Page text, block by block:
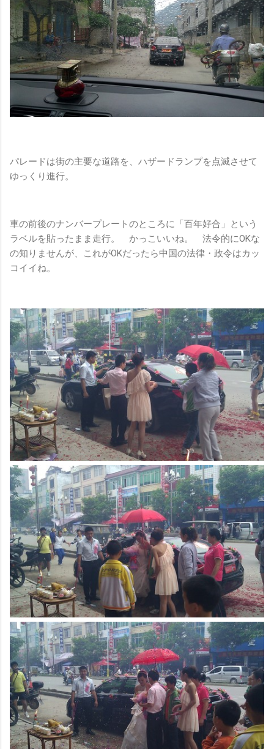
パレードは街の主要な道路を、ハザードランプを点滅させて
ゆっくり進行。
車の前後のナンバープレートのところに「百年好合」という
ラベルを貼ったまま走行。 かっこいいね。 法令的にOKな
の知りませんが、これがOKだったら中国の法律・政令はカッ
コイイね。